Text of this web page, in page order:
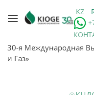
KZ
30-я Международная
и Газ»